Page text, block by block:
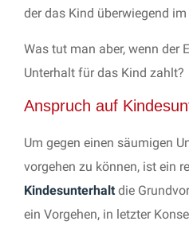
der das Kind überwiegend
Was tut man aber, wenn der
Unterhalt für das Kind zahlt?
Anspruch auf
Um gegen einen säumigen
vorgehen zu können, ist ein
Kindesunterhalt die
ein Vorgehen, in letzter